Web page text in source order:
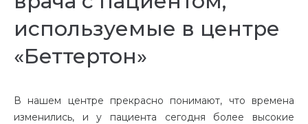
используемые в центре
«Беттертон»
В нашем центре прекрасно понимают, что времена
изменились, и у пациента сегодня более высокие